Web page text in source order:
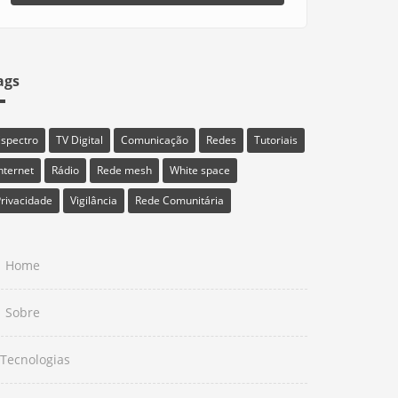
TV Digital Comunicação Redes
Tutoriais
Rádio Rede mesh
White space
Vigilância Rede Comunitária
Home
Sobre
Tecnologias